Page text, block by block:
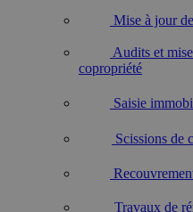
Mise à jour
Audits et
copropriété
Saisie
Scissions de
Travaux de